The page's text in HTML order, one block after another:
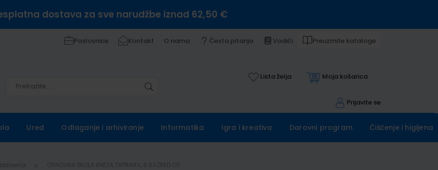
dostava za sve narudžbe iznad 62,50 €
Poslovnice Kontakt O nama Česta pitanja Vodiči Preuzmite kataloge
Lista želja Moja košarica
Prijavite se
Ured Odlaganje i arhiviranje Informatika Igra i kreativa Darovni program Čišćenje i higijena